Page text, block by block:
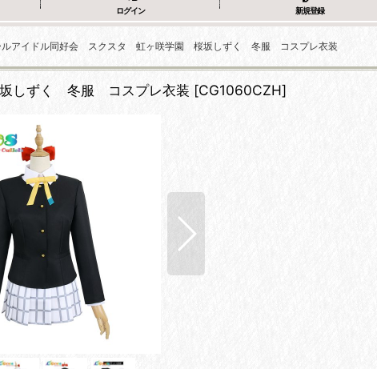
ログイン 新規登録
ルアイドル同好会 スクスタ 虹ヶ咲学園 桜坂しずく 冬服 コスプレ衣装
しずく 冬服 コスプレ衣装 [CG1060CZH]